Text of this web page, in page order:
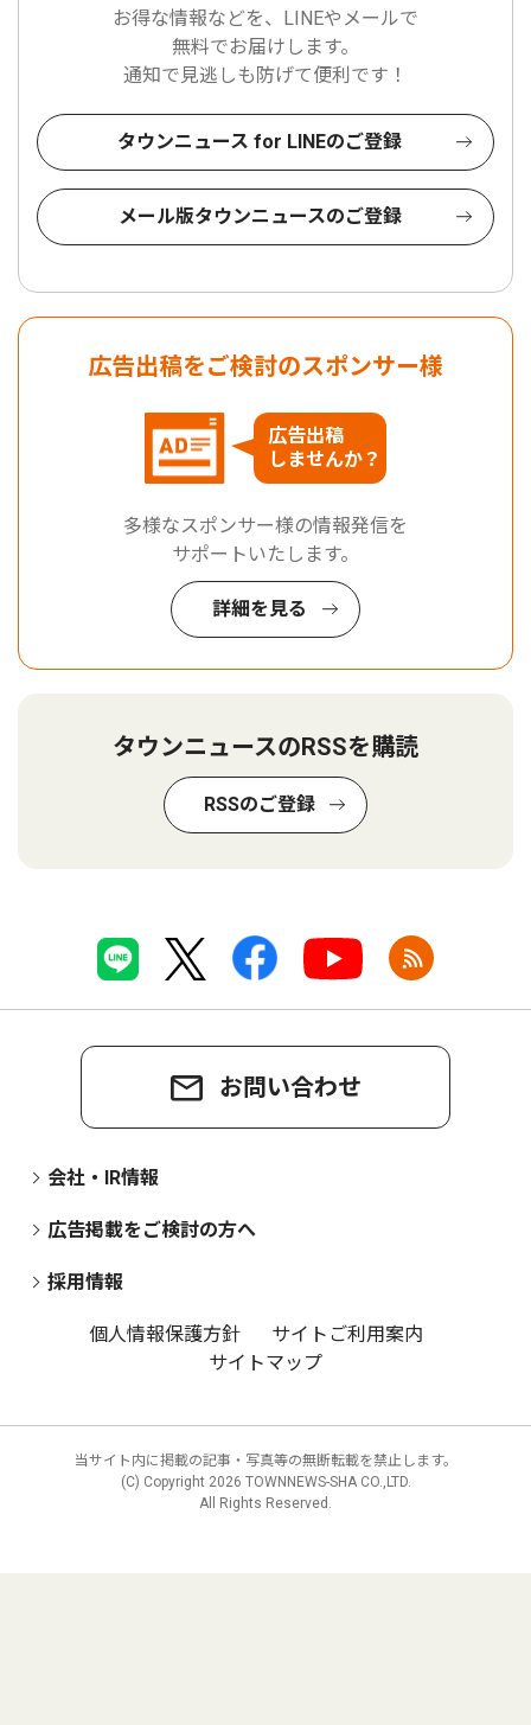
お得な情報などを、LINEやメールで
無料でお届けします。
通知で見逃しも防げて便利です！
タウンニュース for LINEのご登録
メール版タウンニュースのご登録
広告出稿をご検討のスポンサー様
広告出稿
しませんか？
多様なスポンサー様の情報発信を
サポートいたします。
詳細を見る
タウンニュースのRSSを購読
RSSのご登録
お問い合わせ
会社・IR情報
広告掲載をご検討の方へ
採用情報
個人情報保護方針
サイトご利用案内
サイトマップ
当サイト内に掲載の記事・写真等の無断転載を禁止します。
(C) Copyright 2026 TOWNNEWS-SHA CO.,LTD.
All Rights Reserved.